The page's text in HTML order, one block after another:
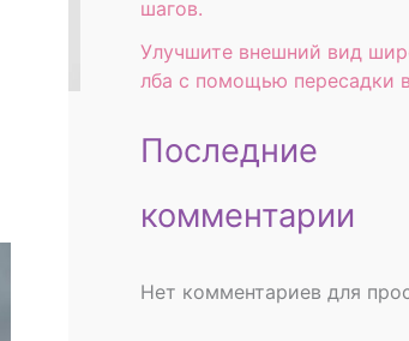
шагов.
Улучшите внешний вид
лба с помощью пересадки
Последние
комментарии
Нет комментариев для